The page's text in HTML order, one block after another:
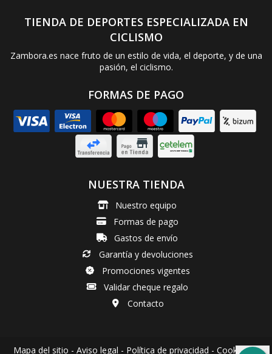
TIENDA DE DEPORTES ESPECIALIZADA EN
CICLISMO
Zambora.es nace fruto de un estilo de vida, el deporte, y de una
pasión, el ciclismo.
FORMAS DE PAGO
NUESTRA TIENDA
Nuestro equipo
Formas de pago
Gastos de envío
Garantía y devoluciones
Promociones vigentes
Validar cheque regalo
Contacto
Mapa del sitio - Aviso legal - Política de privacidad - Cookies-